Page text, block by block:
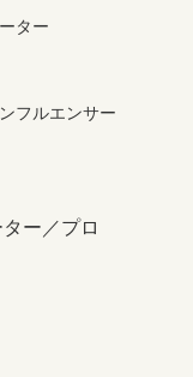
ター
フルエンサー
ー／プロ